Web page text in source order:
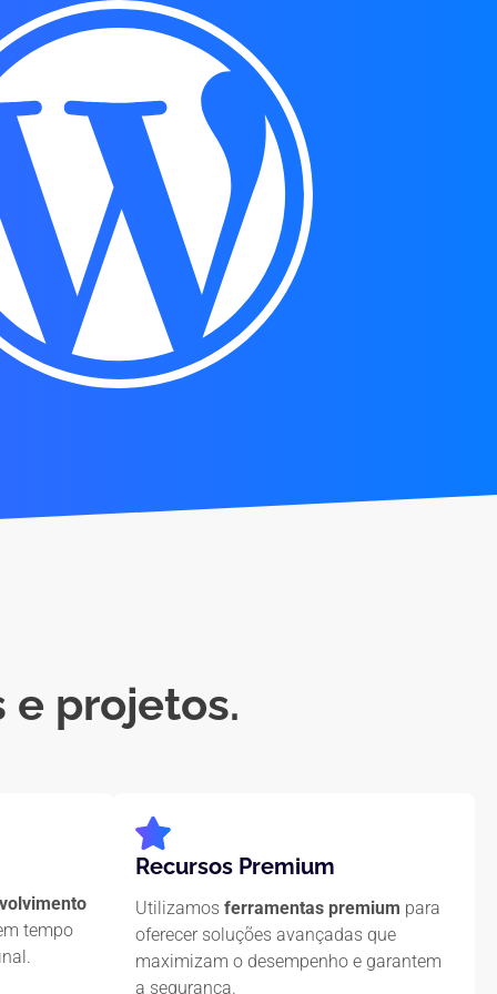
projetos.
tempo
Recursos Premium
Utilizamos ferramentas premium para
oferecer soluções avançadas que
maximizam o desempenho e garantem
a segurança.